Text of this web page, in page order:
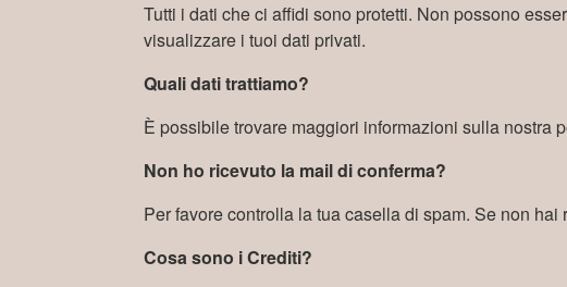
Tutti i dati che ci affidi sono protetti. Non possono
visualizzare i tuoi dati privati.
Quali dati trattiamo?
È possibile trovare maggiori informazioni sulla nostra
Non ho ricevuto la mail di conferma?
Per favore controlla la tua casella di spam. Se non
Cosa sono i Crediti?